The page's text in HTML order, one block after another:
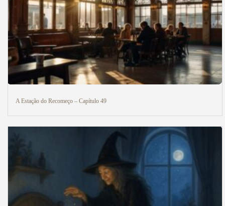
A Estação do Recomeço – Capítulo 49